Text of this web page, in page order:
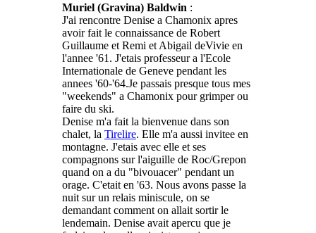
Muriel (Gravina) Baldwin :
J'ai rencontre Denise a Chamonix apres
avoir fait le connaissance de Robert
Guillaume et Remi et Abigail deVivie en
l'annee '61. J'etais professeur a l'Ecole
Internationale de Geneve pendant les
annees '60-'64.Je passais presque tous mes
"weekends" a Chamonix pour grimper ou
faire du ski.
Denise m'a fait la bienvenue dans son
chalet, la Tirelire. Elle m'a aussi invitee en
montagne. J'etais avec elle et ses
compagnons sur l'aiguille de Roc/Grepon
quand on a du "bivouacer" pendant un
orage. C'etait en '63. Nous avons passe la
nuit sur un relais miniscule, on se
demandant comment on allait sortir le
lendemain. Denise avait apercu que je